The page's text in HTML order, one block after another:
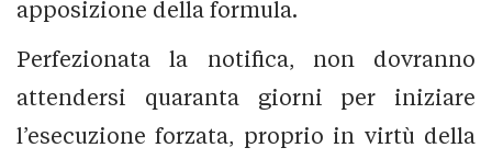
apposizione della formula.
Perfezionata la notifica, non dovranno
attendersi quaranta giorni per iniziare
l’esecuzione forzata, proprio in virtù della